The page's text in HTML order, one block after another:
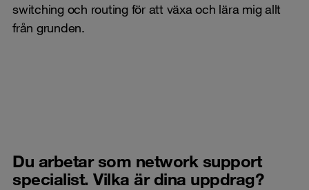
switching och routing för att växa och lära mig allt
från grunden.
Du arbetar som network support
specialist. Vilka är dina uppdrag?